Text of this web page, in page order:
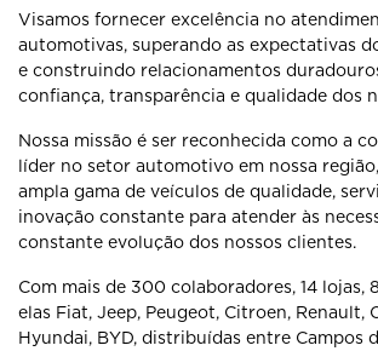
Visamos fornecer excelência no
automotivas, superando as expectativas
e construindo relacionamentos
confiança, transparência e qualidade dos
Nossa missão é ser reconhecida como a
líder no setor automotivo em nossa
ampla gama de veículos de qualidade,
inovação constante para atender às
constante evolução dos nossos clientes.
Com mais de 300 colaboradores, 14 lojas,
elas Fiat, Jeep, Peugeot, Citroen, Renault,
Hyundai, BYD, distribuídas entre Campos